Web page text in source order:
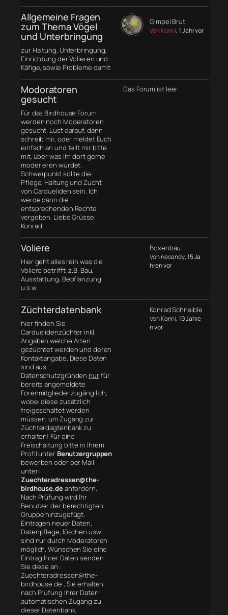
Allgemeine Fragen
zum Thema Vögel
und Unterbringung
zur Haltung, Unterbringung,
Einrichtung der Volieren und
Käfige, sowie Probleme damit
Gimpel Brut
Von Konni, 1 Jahr vor
Modoratoren
gesucht
Für das Birdhouse Forum
werden noch Moderatoren
gesucht. Lust darauf, dann
schreib mir, oder meldet Euch
einfach an und teilt mir bitte
mit, über was ihr dort gerne
moderieren würdet.
Schwerpunkt sollte die
Pflege, Haltung und Zucht
von Cardueliden sein. Ich
werde dann die
entsprechenden Rechte
vergeben. Liebe Grüsse
Konrad
Das Forum ist leer.
Voliere
Hier geht alles rein was die
Voliere betrifft. z.B. Bau,
Ausstattung, Bepflanzung
u.s.w.
Boxenbau
Von neoandy, 15 Ja
hren vor
Züchterdatenbank
hier finden Sie
Carduelidenzüchter inkl.
Angaben welche Arten
gezüchtet werden und deren
Kontaktangabe. Diese Daten
sind aus
Datenschutzgründen nurfür
bereits angemeldete
Forenmitglieder zugängllich,
wobei diese zusätzlich
freigeschaltet werden
müssen, um Zugang zur
Züchterdagtenbank zu
erhalten! Für eine
Freischaltung bitte in Ihrem
Profil unter Benutzergruppen
bewerben oder per Mail
unter:
Zuechteradressen@the-
birdhouse.deanfordern.
Nach Prüfung wird Ihr
Benutzer der berechtigten
Gruppe hinzugefügt.
Eintragen neuer Daten,
Datenpflege, löschen usw.
sind nur durch Moderatoren
möglich. Wünschen Sie eine
Eintrag Ihrer Daten senden
Sie diese an :
Zuechteradressen@the-
birdhouse.de , Sie erhalten
nach Prüfung Ihrer Daten
automatischen Zugang zu
dieser Datenbank.
Konrad Schnaible
Von Konni, 19 Jahre
n vor